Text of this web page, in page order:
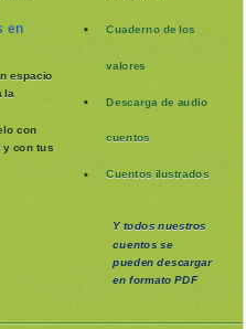
en
espacio
la
con
y con tus
Cuaderno de los
valores
Descarga de audio
cuentos
Cuentos ilustrados
Y todos nuestros
cuentos se
puedendescargar
en formato PDF